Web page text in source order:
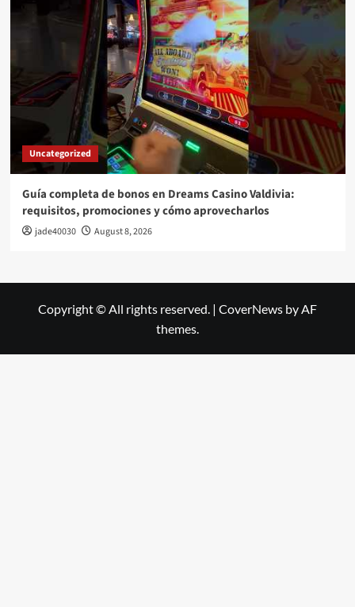
Uncategorized
Guía completa de bonos en Dreams Casino Valdivia:
requisitos, promociones y cómo aprovecharlos​
jade40030 August 8, 2026
Copyright © All rights reserved. | CoverNews by AF
themes.